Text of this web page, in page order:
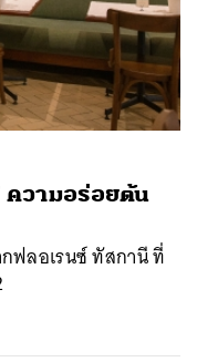
ความอร่อยต้น
ฟลอเรนซ์ ทัสกานี ที่